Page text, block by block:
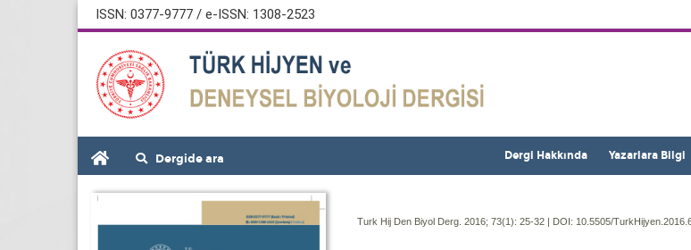
ISSN: 0377-9777 / e-ISSN: 1308-2523
Dergide ara Dergi Hakkında Yazarlara Bilgi
Turk Hij Den Biyol Derg. 2016; 73(1): 25-32 | DOI: 10.5505/